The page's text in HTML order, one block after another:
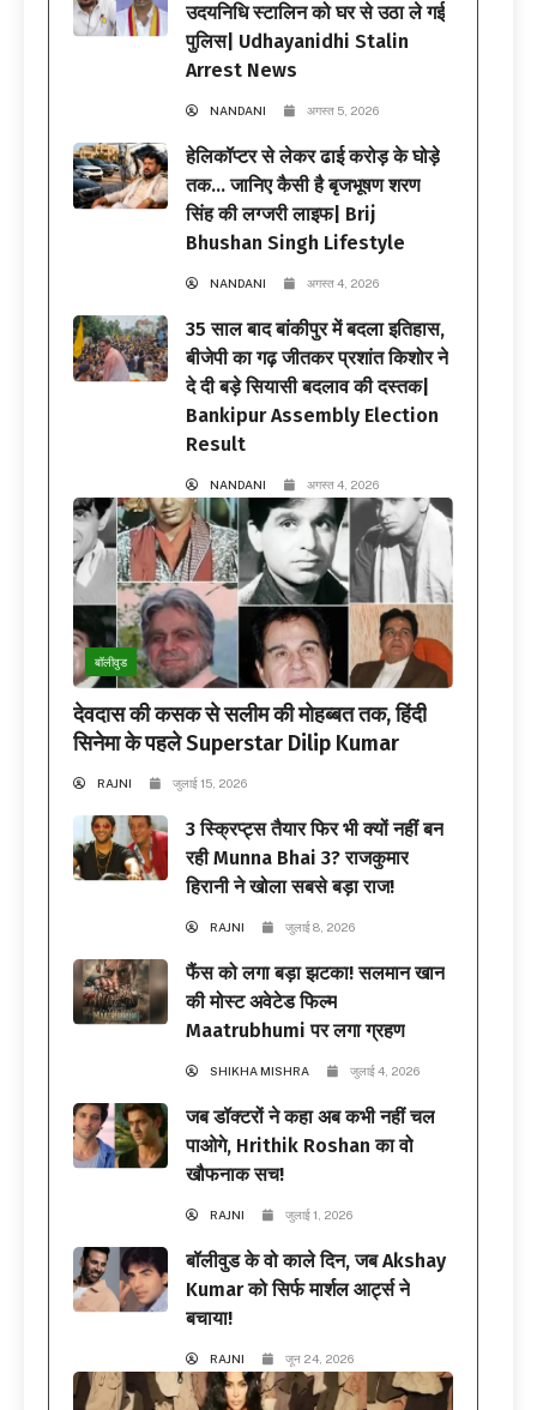
उदयनिधि स्टालिन को घर से उठा ले गई
पुलिस| Udhayanidhi Stalin
Arrest News
NANDANI अगस्त 5, 2026
हेलिकॉप्टर से लेकर ढाई करोड़ के घोड़े
तक… जानिए कैसी है बृजभूषण शरण
सिंह की लग्जरी लाइफ| Brij
Bhushan Singh Lifestyle
NANDANI अगस्त 4, 2026
35 साल बाद बांकीपुर में बदला इतिहास,
बीजेपी का गढ़ जीतकर प्रशांत किशोर ने
दे दी बड़े सियासी बदलाव की दस्तक|
Bankipur Assembly Election
Result
NANDANI अगस्त 4, 2026
बॉलीवुड
देवदास की कसक से सलीम की मोहब्बत तक, हिंदी
सिनेमा के पहले Superstar Dilip Kumar
RAJNI जुलाई 15, 2026
3 स्क्रिप्ट्स तैयार फिर भी क्यों नहीं बन
रही Munna Bhai 3? राजकुमार
हिरानी ने खोला सबसे बड़ा राज!
RAJNI जुलाई 8, 2026
फैंस को लगा बड़ा झटका! सलमान खान
की मोस्ट अवेटेड फिल्म
Maatrubhumi पर लगा ग्रहण
SHIKHA MISHRA जुलाई 4, 2026
जब डॉक्टरों ने कहा अब कभी नहीं चल
पाओगे, Hrithik Roshan का वो
खौफनाक सच!
RAJNI जुलाई 1, 2026
बॉलीवुड के वो काले दिन, जब Akshay
Kumar को सिर्फ मार्शल आर्ट्स ने
बचाया!
RAJNI जून 24, 2026